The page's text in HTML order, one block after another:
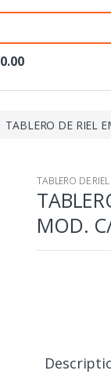
0.00
TABLERO DE RIEL
TABLERO DE
MOD.